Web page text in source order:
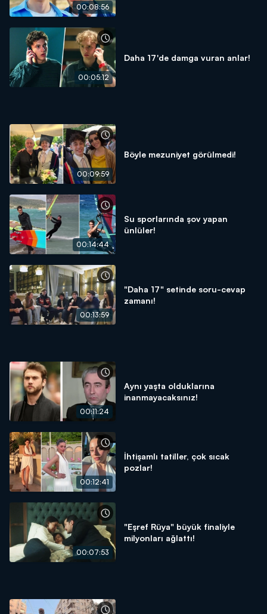
00:08:56
00:05:12
Daha 17'de damga vuran anlar!
00:09:59
Böyle mezuniyet görülmedi!
00:14:44
Su sporlarında şov yapan
ünlüler!
00:13:59
"Daha 17" setinde soru-cevap
zamanı!
00:11:24
Aynı yaşta olduklarına
inanmayacaksınız!
00:12:41
İhtişamlı tatiller, çok sıcak
pozlar!
00:07:53
"Eşref Rüya" büyük finaliyle
milyonları ağlattı!